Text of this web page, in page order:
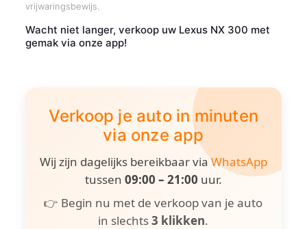
vrijwaringsbewijs.
Wacht niet langer, verkoop uw Lexus NX 300 met
gemak via onze app!
Verkoop je auto in minuten
via onze app
Wij zijn dagelijks bereikbaar viaWhatsApp
tussen 09:00 – 21:00 uur.
👉 Begin nu met de verkoop van je auto
in slechts3 klikken.